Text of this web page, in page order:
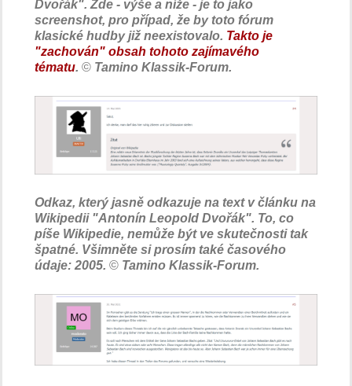
Dvořák". Zde - výše a níže - je to jako
screenshot, pro případ, že by toto fórum
klasické hudby již neexistovalo. Takto je
"zachován" obsah tohoto zajímavého
tématu. © Tamino Klassik-Forum.
Odkaz, který jasně odkazuje na text v článku na
Wikipedii "Antonín Leopold Dvořák". To, co
píše Wikipedie, nemůže být ve skutečnosti tak
špatné. Všimněte si prosím také časového
údaje: 2005. © Tamino Klassik-Forum.